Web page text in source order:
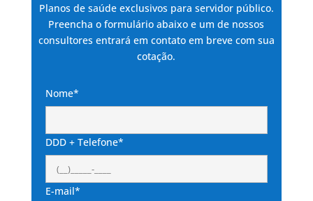
Planos de saúde exclusivos para servidor público.
Preencha o formulário abaixo e um de nossos
consultores entrará em contato em breve com sua
cotação.
Nome*
DDD + Telefone*
E-mail*